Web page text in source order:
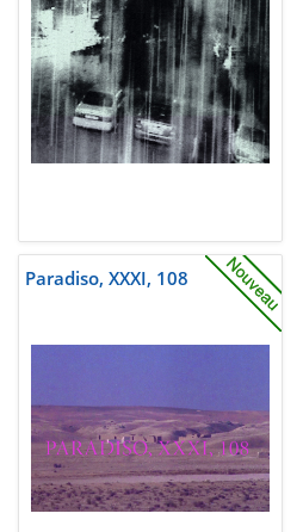
Paradiso, XXXI, 108